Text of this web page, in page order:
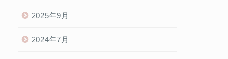
2025年9月
2024年7月